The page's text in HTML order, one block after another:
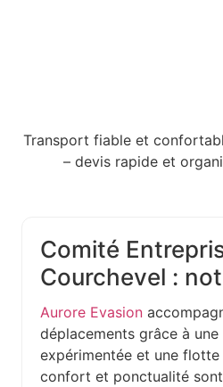
Transport fiable et
– devis rapide et
Comité
Courchevel :
Aurore Evasion
déplacements grâce à une
expérimentée et une flotte
confort et ponctualité